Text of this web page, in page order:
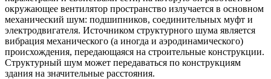
окружающее вентилятор пространство излучается в основном
механический шум: подшипников, соединительных муфт и
электродвигателя. Источником структурного шума является
вибрация механического (а иногда и аэродинамического)
происхождения, передающаяся на строительные конструкции.
Структурный шум может передаваться по конструкциям
здания на значительные расстояния.